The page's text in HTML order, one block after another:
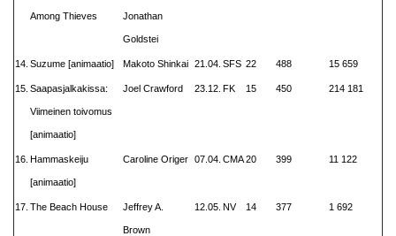
Among Thieves Jonathan
Goldstei
14. Suzume [animaatio] Makoto Shinkai 21.04. SFS 22 488 15 659
15. Saapasjalkakissa:
Viimeinen toivomus
[animaatio]
Joel Crawford 23.12. FK 15 450 214 181
16. Hammaskeiju
[animaatio]
Caroline Origer 07.04. CMA20 399 11 122
17. The Beach House Jeffrey A.
Brown
12.05. NV 14 377 1 692